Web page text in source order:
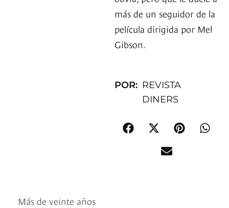
más de un seguidor de la
película dirigida por Mel
Gibson.
POR: REVISTA
DINERS
Más de veinte años